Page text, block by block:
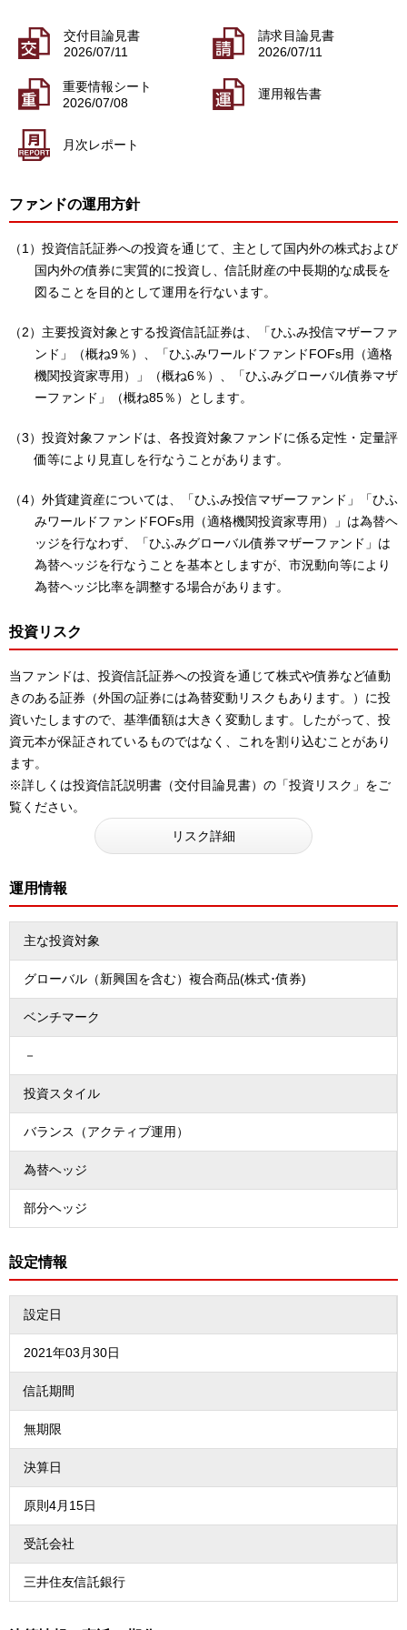
交付目論見書
2026/07/11
請求目論見書
2026/07/11
重要情報シート
2026/07/08
運用報告書
月次レポート
ファンドの運用方針
（1）投資信託証券への投資を通じて、主として国内外の株式および
国内外の債券に実質的に投資し、信託財産の中長期的な成長を
図ることを目的として運用を行ないます。
（2）主要投資対象とする投資信託証券は、「ひふみ投信マザーファ
ンド」（概ね9％）、「ひふみワールドファンドFOFs用（適格
機関投資家専用）」（概ね6％）、「ひふみグローバル債券マザ
ーファンド」（概ね85％）とします。
（3）投資対象ファンドは、各投資対象ファンドに係る定性・定量評
価等により見直しを行なうことがあります。
（4）外貨建資産については、「ひふみ投信マザーファンド」「ひふ
みワールドファンドFOFs用（適格機関投資家専用）」は為替ヘ
ッジを行なわず、「ひふみグローバル債券マザーファンド」は
為替ヘッジを行なうことを基本としますが、市況動向等により
為替ヘッジ比率を調整する場合があります。
投資リスク
当ファンドは、投資信託証券への投資を通じて株式や債券など値動
きのある証券（外国の証券には為替変動リスクもあります。）に投
資いたしますので、基準価額は大きく変動します。したがって、投
資元本が保証されているものではなく、これを割り込むことがあり
ます。
※詳しくは投資信託説明書（交付目論見書）の「投資リスク」をご
覧ください。
リスク詳細
運用情報
主な投資対象
グローバル（新興国を含む）複合商品(株式･債券)
ベンチマーク
－
投資スタイル
バランス（アクティブ運用）
為替ヘッジ
部分ヘッジ
設定情報
設定日
2021年03月30日
信託期間
無期限
決算日
原則4月15日
受託会社
三井住友信託銀行